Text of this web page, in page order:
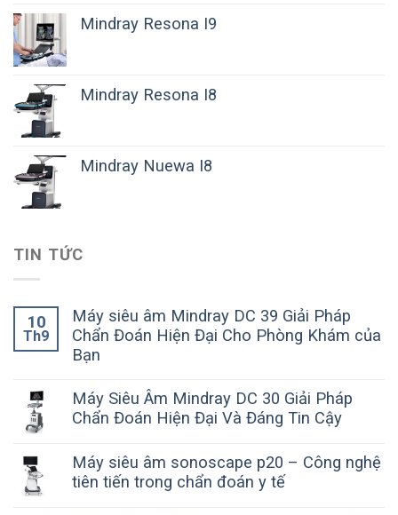
Mindray Resona I9
Mindray Resona I8
Mindray Nuewa I8
TIN TỨC
10
Th9
Máy siêu âm Mindray DC 39 Giải Pháp
Chẩn Đoán Hiện Đại Cho Phòng Khám của
Bạn
Máy Siêu Âm Mindray DC 30 Giải Pháp
Chẩn Đoán Hiện Đại Và Đáng Tin Cậy
Máy siêu âm sonoscape p20 – Công nghệ
tiên tiến trong chẩn đoán y tế